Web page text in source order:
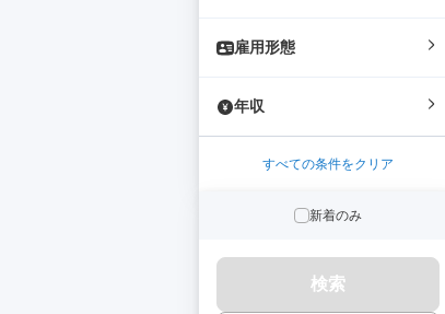
雇用形態
年収
すべての条件をクリア
新着のみ
検索